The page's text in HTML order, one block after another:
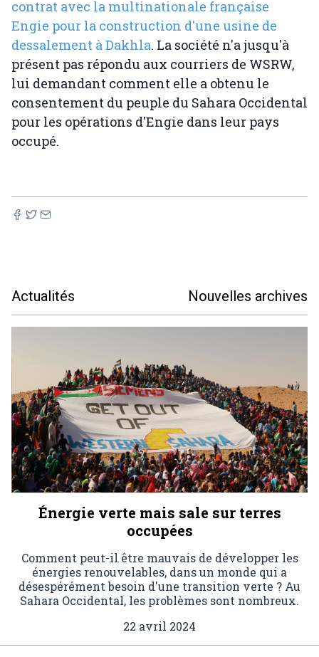
contrat avec la multinationale française
Engie pour la construction d'une usine de
dessalement à Dakhla. La société n'a jusqu'à
présent pas répondu aux courriers de WSRW,
lui demandant comment elle a obtenu le
consentement du peuple du Sahara Occidental
pour les opérations d'Engie dans leur pays
occupé.
Actualités Nouvelles archives
Énergie verte mais sale sur terres
occupées
Comment peut-il être mauvais de développer les
énergies renouvelables, dans un monde qui a
désespérément besoin d'une transition verte ? Au
Sahara Occidental, les problèmes sont nombreux.
22 avril 2024